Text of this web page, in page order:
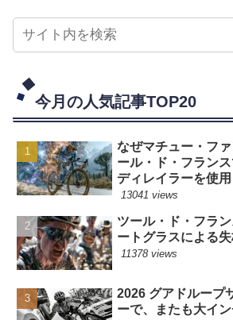
今月の人気記事TOP20
なぜマチュー・フ
ール・ド・フラン
ディレイラーを使
13041 views
ツール・ド・フラ
ートグラスによる
11378 views
2026 グアドループ
ーで、またも大イ